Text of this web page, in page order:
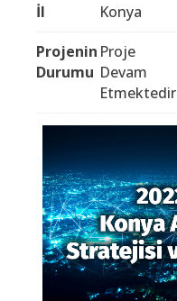
İl
Konya
Projenin
Durumu
Proje
Devam
Etmektedir